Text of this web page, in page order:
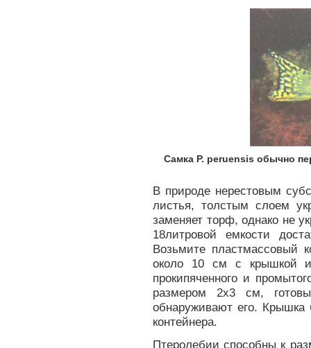
Самка P. peruensis обычно
В природе нерестовым
листья, толстым слоем
заменяет торф, однако не
18литровой емкости
Возьмите пластмассовый
около 10 см с крышкой и
прокипяченного и
размером 2x3 см,
обнаруживают его. Крышка
контейнера.
Птеролебии способны к